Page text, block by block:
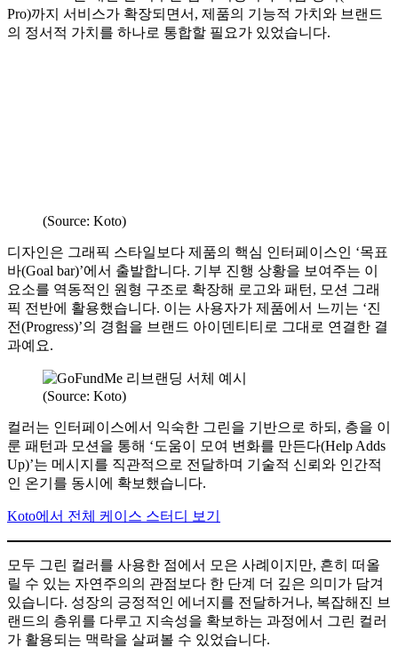
Pro)까지 서비스가 확장되면서, 제품의 기능적 가치와 브랜드
의 정서적 가치를 하나로 통합할 필요가 있었습니다.
(Source: Koto)
디자인은 그래픽 스타일보다 제품의 핵심 인터페이스인 ‘목표
바(Goal bar)’에서 출발합니다. 기부 진행 상황을 보여주는 이
요소를 역동적인 원형 구조로 확장해 로고와 패턴, 모션 그래
픽 전반에 활용했습니다. 이는 사용자가 제품에서 느끼는 ‘진
전(Progress)’의 경험을 브랜드 아이덴티티로 그대로 연결한 결
과예요.
(Source: Koto)
컬러는 인터페이스에서 익숙한 그린을 기반으로 하되, 층을 이
룬 패턴과 모션을 통해 ‘도움이 모여 변화를 만든다(Help Adds
Up)’는 메시지를 직관적으로 전달하며 기술적 신뢰와 인간적
인 온기를 동시에 확보했습니다.
Koto에서 전체 케이스 스터디 보기
모두 그린 컬러를 사용한 점에서 모은 사례이지만, 흔히 떠올
릴 수 있는 자연주의의 관점보다 한 단계 더 깊은 의미가 담겨
있습니다. 성장의 긍정적인 에너지를 전달하거나, 복잡해진 브
랜드의 층위를 다루고 지속성을 확보하는 과정에서 그린 컬러
가 활용되는 맥락을 살펴볼 수 있었습니다.